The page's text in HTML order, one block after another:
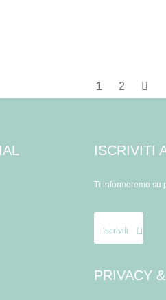
1 2
ISCRIVITI
Ti informeremo su
Iscriviti
PRIVACY